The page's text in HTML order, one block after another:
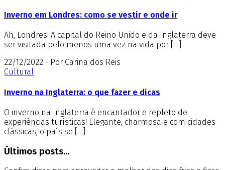
Inverno em Londres: como se vestir e onde ir
Ah, Londres! A capital do Reino Unido e da Inglaterra deve
ser visitada pelo menos uma vez na vida por […]
22/12/2022 - Por Carina dos Reis
Cultural
Inverno na Inglaterra: o que fazer e dicas
O inverno na Inglaterra é encantador e repleto de
experiências turísticas! Elegante, charmosa e com cidades
clássicas, o país se […]
Últimos posts...